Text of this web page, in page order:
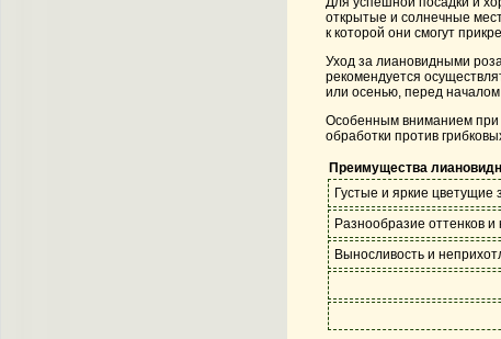
открытые и солнечные
к которой они смогут
Уход за лиановидными
рекомендуется
или осенью, перед началом
Особенным вниманием при
обработки против
Преимущества
Густые и яркие цветущие
Разнообразие оттенков и
Выносливость и